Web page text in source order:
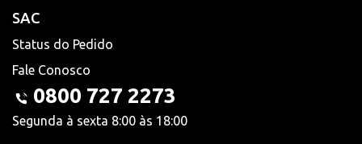
SAC
Status do Pedido
Fale Conosco
0800 727 2273
Segunda à sexta 8:00 às 18:00